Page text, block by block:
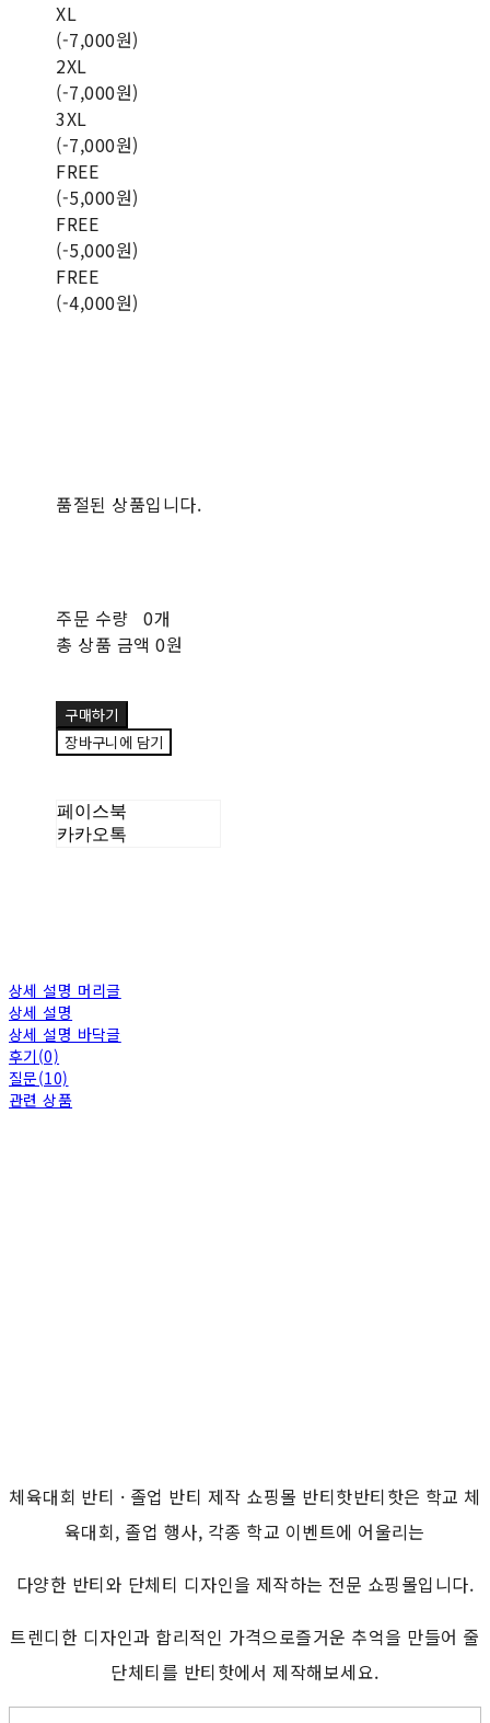
XL
(-7,000원)
2XL
(-7,000원)
3XL
(-7,000원)
FREE
(-5,000원)
FREE
(-5,000원)
FREE
(-4,000원)
품절된 상품입니다.
주문 수량 0개
총 상품 금액 0원
구매하기
장바구니에 담기
페이스북
카카오톡
상세 설명 머리글
상세 설명
상세 설명 바닥글
후기(0)
질문(10)
관련 상품
체육대회 반티 · 졸업 반티 제작 쇼핑몰 반티핫반티핫은 학교 체
육대회, 졸업 행사, 각종 학교 이벤트에 어울리는
다양한 반티와 단체티 디자인을 제작하는 전문 쇼핑몰입니다.
트렌디한 디자인과 합리적인 가격으로즐거운 추억을 만들어 줄
단체티를 반티핫에서 제작해보세요.